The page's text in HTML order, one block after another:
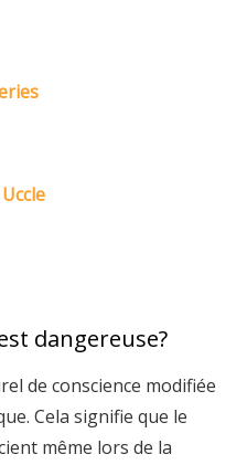
dangereuse?
de conscience modifiée
Cela signifie que le
même lors de la